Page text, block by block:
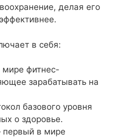
делая его
в себя:
фитнес-
зарабатывать на
базового уровня
о здоровье.
первый в мире